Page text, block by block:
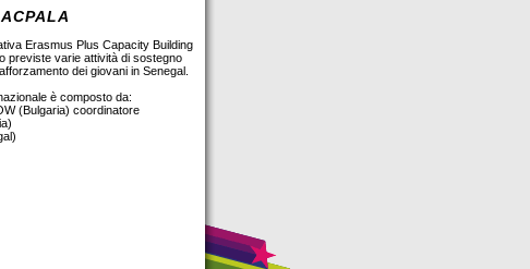
Erasmus Plus Capacity Building
previste varie attività di sostegno
dei giovani in Senegal.
è composto da:
(Bulgaria) coordinatore